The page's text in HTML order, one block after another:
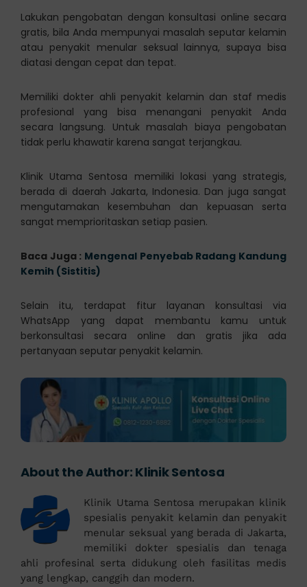
Lakukan pengobatan dengan konsultasi online secara
gratis, bila Anda mempunyai masalah seputar kelamin
atau penyakit menular seksual lainnya, supaya bisa
diatasi dengan cepat dan tepat.
Memiliki dokter ahli penyakit kelamin dan staf medis
profesional yang bisa menangani penyakit Anda
secara langsung. Untuk masalah biaya pengobatan
tidak perlu khawatir karena sangat terjangkau.
Klinik Utama Sentosa memiliki lokasi yang strategis,
berada di daerah Jakarta, Indonesia. Dan juga sangat
mengutamakan kesembuhan dan kepuasan serta
sangat memprioritaskan setiap pasien.
Baca Juga : Mengenal Penyebab Radang Kandung
Kemih (Sistitis)
Selain itu, terdapat fitur layanan konsultasi via
WhatsApp yang dapat membantu kamu untuk
berkonsultasi secara online dan gratis jika ada
pertanyaan seputar penyakit kelamin.
About the Author: Klinik Sentosa
Klinik Utama Sentosa merupakan klinik
spesialis penyakit kelamin dan penyakit
menular seksual yang berada di Jakarta,
memiliki dokter spesialis dan tenaga
ahli profesinal serta didukung oleh fasilitas medis
yang lengkap, canggih dan modern.